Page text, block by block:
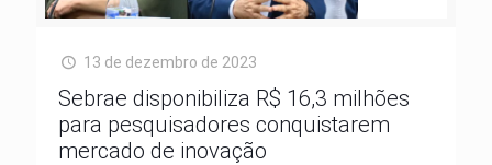
13 de dezembro de 2023
Sebrae disponibiliza R$ 16,3 milhões
para pesquisadores conquistarem
mercado de inovação